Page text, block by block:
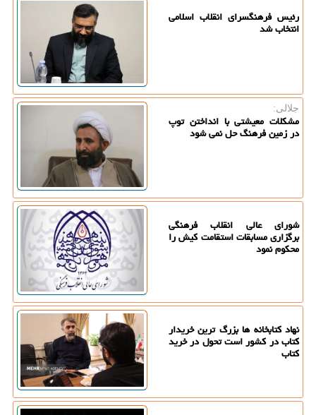
رئیس فرهنگسرای انقلاب اسلامی
انتخاب شد
جلالی:
مشکلات معیشتی با انداختن توپ
در زمین فرهنگ حل نمی شود
شورای عالی انقلاب فرهنگی
برگزاری مسابقات استقامت کیش را
محکوم نمود
نهاد کتابخانه ها بزرگ ترین خریدار
کتاب در کشور است تحول در خرید
کتاب